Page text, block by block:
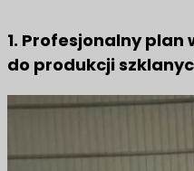
1. Profesjonalny
do produkcji